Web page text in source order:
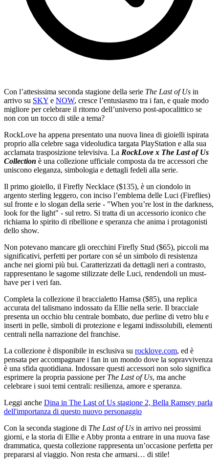
Con l’attesissima seconda stagione della serie The Last of Us in
arrivo su SKY e NOW, cresce l’entusiasmo tra i fan, e quale modo
migliore per celebrare il ritorno dell’universo post-apocalittico se
non con un tocco di stile a tema?
RockLove ha appena presentato una nuova linea di gioielli ispirata
proprio alla celebre saga videoludica targata PlayStation e alla sua
acclamata trasposizione televisiva. La RockLove x The Last of Us
Collection è una collezione ufficiale composta da tre accessori che
uniscono eleganza, simbologia e dettagli fedeli alla serie.
Il primo gioiello, il Firefly Necklace ($135), è un ciondolo in
argento sterling leggero, con inciso l’emblema delle Luci (Fireflies)
sul fronte e lo slogan della serie - "When you’re lost in the darkness,
look for the light" - sul retro. Si tratta di un accessorio iconico che
richiama lo spirito di ribellione e speranza che anima i protagonisti
dello show.
Non potevano mancare gli orecchini Firefly Stud ($65), piccoli ma
significativi, perfetti per portare con sé un simbolo di resistenza
anche nei giorni più bui. Caratterizzati da dettagli neri a contrasto,
rappresentano le sagome stilizzate delle Luci, rendendoli un must-
have per i veri fan.
Completa la collezione il braccialetto Hamsa ($85), una replica
accurata del talismano indossato da Ellie nella serie. Il bracciale
presenta un occhio blu centrale bombato, due perline di vetro blu e
inserti in pelle, simboli di protezione e legami indissolubili, elementi
centrali nella narrazione del franchise.
La collezione è disponibile in esclusiva su rocklove.com, ed è
pensata per accompagnare i fan in un mondo dove la sopravvivenza
è una sfida quotidiana. Indossare questi accessori non solo significa
esprimere la propria passione per The Last of Us, ma anche
celebrare i suoi temi centrali: resilienza, amore e speranza.
Leggi anche Dina in The Last of Us stagione 2, Bella Ramsey parla
dell'importanza di questo nuovo personaggio
Con la seconda stagione di The Last of Us in arrivo nei prossimi
giorni, e la storia di Ellie e Abby pronta a entrare in una nuova fase
drammatica, questa collezione rappresenta un’occasione perfetta per
prepararsi al viaggio. Non resta che armarsi… di stile!